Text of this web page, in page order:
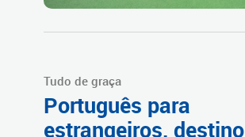
Tudo de graça
Português para
estrangeiros, destino